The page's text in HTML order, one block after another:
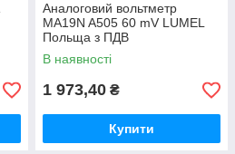
Аналоговий вольтметр
MA19N A505 60 mV LUMEL
Польща з ПДВ
В наявності
1 973,40 ₴
Купити